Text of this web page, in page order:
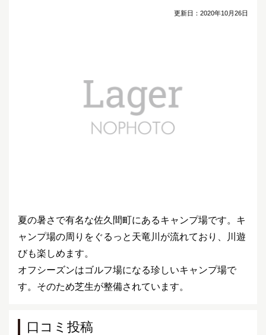
更新日： 2020年10月26日
夏の暑さで有名な佐久間町にあるキャンプ場です。キ
ャンプ場の周りをぐるっと天竜川が流れており、川遊
びも楽しめます。
オフシーズンはゴルフ場になる珍しいキャンプ場で
す。そのため芝生が整備されています。
口コミ投稿